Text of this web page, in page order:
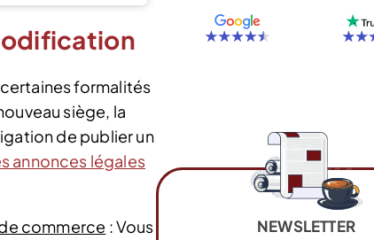
formalités
siège, la
de publier un
annonces légales
commerce : Vous
NEWSLETTER